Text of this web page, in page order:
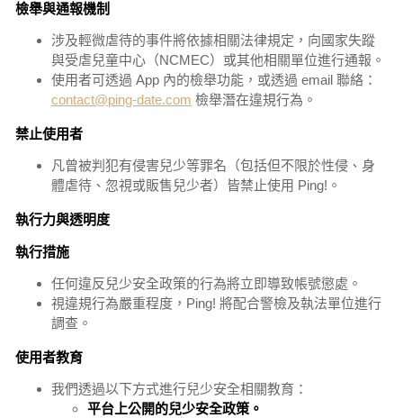
檢舉與通報機制
涉及輕微虐待的事件將依據相關法律規定，向國家失蹤
與受虐兒童中心（NCMEC）或其他相關單位進行通報。
使用者可透過 App 內的檢舉功能，或透過 email 聯絡：
contact@ping-date.com 檢舉潛在違規行為。
禁止使用者
凡曾被判犯有侵害兒少等罪名（包括但不限於性侵、身
體虐待、忽視或販售兒少者）皆禁止使用 Ping!。
執行力與透明度
執行措施
任何違反兒少安全政策的行為將立即導致帳號懲處。
視違規行為嚴重程度，Ping! 將配合警檢及執法單位進行
調查。
使用者教育
我們透過以下方式進行兒少安全相關教育：
平台上公開的兒少安全政策。